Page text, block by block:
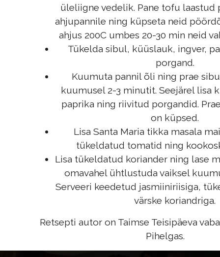
üleliigne vedelik. Pane tofu laastud
ahjupannile ning küpseta neid
ahjus 200C umbes 20-30 min neid
Tükelda sibul, küüslauk, ingver,
porgand.
Kuumuta pannil õli ning prae
kuumusel 2-3 minutit. Seejärel lisa
paprika ning riivitud porgandid.
on küpsed.
Lisa Santa Maria tikka masala
tükeldatud tomatid ning
Lisa tükeldatud koriander ning lase
omavahel ühtlustuda vaiksel
Serveeri keedetud jasmiiniriisiga,
värske koriandriga.
Retsepti autor on Taimse Teisipäeva
Pihelgas.